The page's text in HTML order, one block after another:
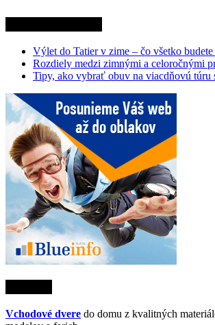
Výlet do Tatier v zime – čo všetko
Rozdiely medzi zimnými a celoročnými
Tipy, ako vybrať obuv na viacdňovú túru
Vchodové dvere do domu z kvalitných